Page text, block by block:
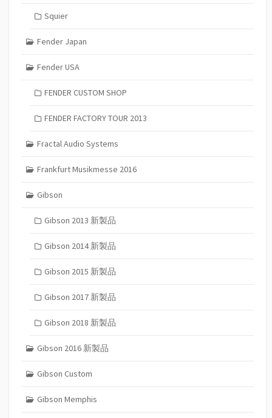
Squier
Fender Japan
Fender USA
FENDER CUSTOM SHOP
FENDER FACTORY TOUR 2013
Fractal Audio Systems
Frankfurt Musikmesse 2016
Gibson
Gibson 2013 新製品
Gibson 2014 新製品
Gibson 2015 新製品
Gibson 2017 新製品
Gibson 2018 新製品
Gibson 2016 新製品
Gibson Custom
Gibson Memphis